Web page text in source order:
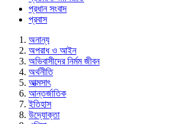
প্রধান সংবাদ
প্রবাস
অনান্য
অপরাধ ও আইন
অভিবাসীদের নির্মম জীবন
অর্থনীতি
আত্মসাৎ
আন্তর্জাতিক
ইতিহাস
উদ্যোক্তা